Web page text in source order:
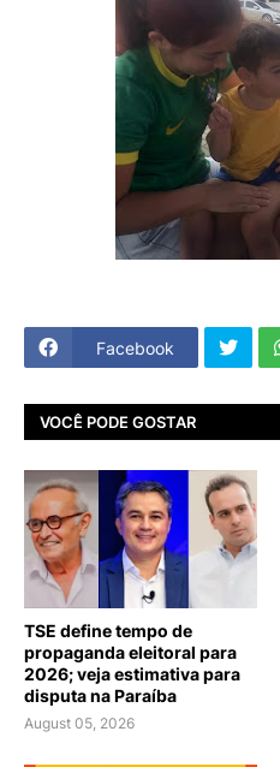
Facebook
VOCÊ PODE GOSTAR
TSE define tempo de
propaganda eleitoral para
2026; veja estimativa para
disputa na Paraíba
August 05, 2026